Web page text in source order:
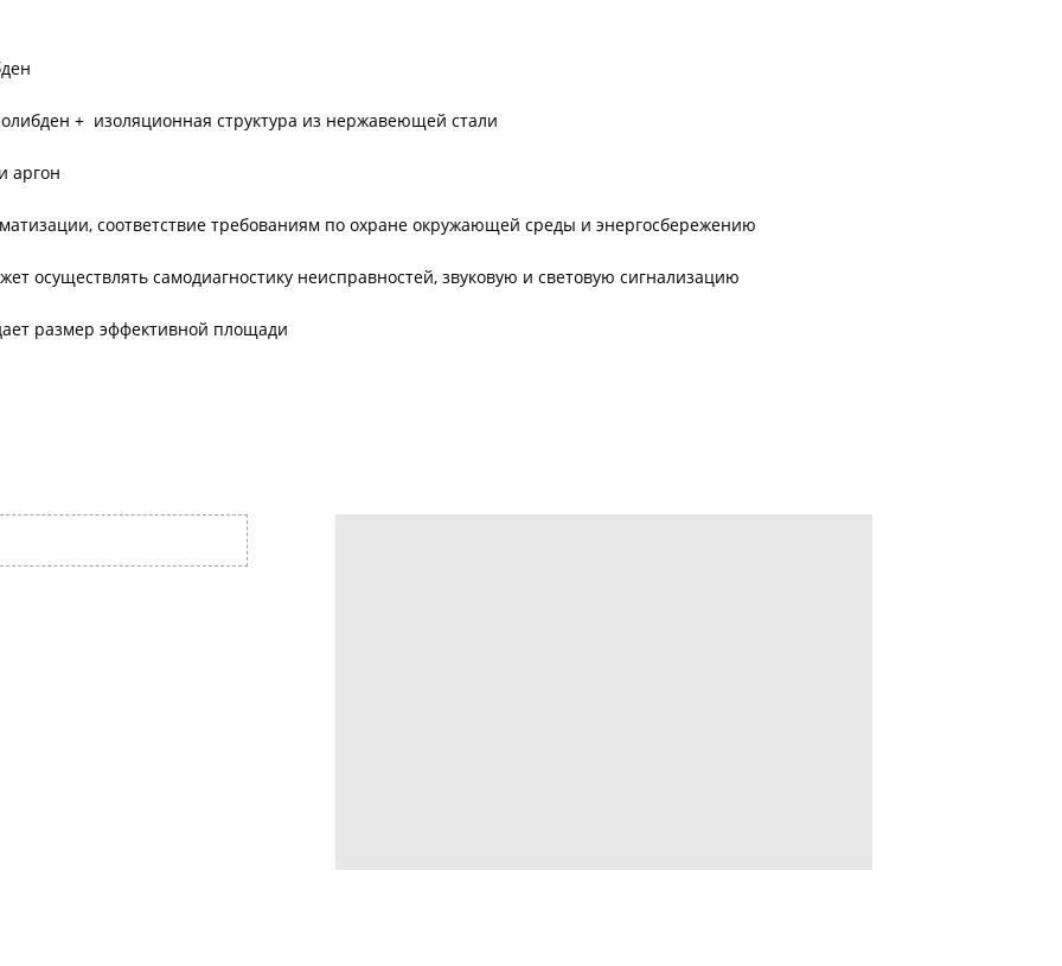
+ изоляционная структура из нержавеющей стали
аргон
соответствие требованиям по охране окружающей среды и энергосбережению
осуществлять самодиагностику неисправностей, звуковую и световую сигнализацию
размер эффективной площади